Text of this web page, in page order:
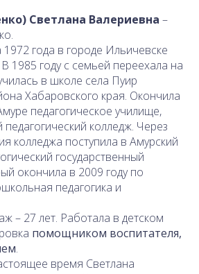
Светлана Валериевна –
1972 года в городе Ильичевске
1985 году с семьей переехала на
в школе села Пуир
Хабаровского края. Окончила
педагогическое училище,
колледж. Через
колледжа поступила в Амурский
государственный
окончила в 2009 году по
педагогика и
– 27 лет. Работала в детском
помощником воспитателя,
.
время Светлана